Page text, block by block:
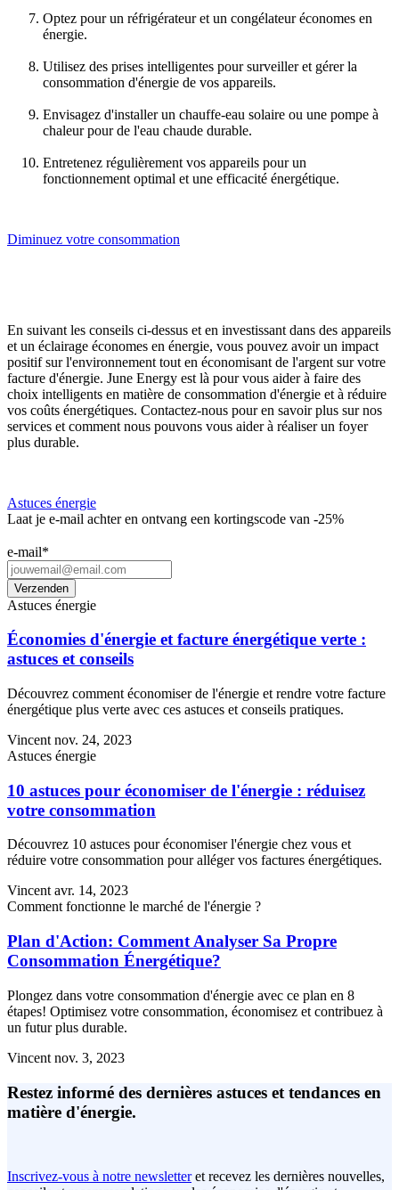
Optez pour un réfrigérateur et un congélateur économes en
énergie.
Utilisez des prises intelligentes pour surveiller et gérer la
consommation d'énergie de vos appareils.
Envisagez d'installer un chauffe-eau solaire ou une pompe à
chaleur pour de l'eau chaude durable.
Entretenez régulièrement vos appareils pour un
fonctionnement optimal et une efficacité énergétique.
Diminuez votre consommation
En suivant les conseils ci-dessus et en investissant dans des appareils
et un éclairage économes en énergie, vous pouvez avoir un impact
positif sur l'environnement tout en économisant de l'argent sur votre
facture d'énergie. June Energy est là pour vous aider à faire des
choix intelligents en matière de consommation d'énergie et à réduire
vos coûts énergétiques. Contactez-nous pour en savoir plus sur nos
services et comment nous pouvons vous aider à réaliser un foyer
plus durable.
Astuces énergie
Laat je e-mail achter en ontvang een kortingscode van -25%
e-mail*
Astuces énergie
Économies d'énergie et facture énergétique verte :
astuces et conseils
Découvrez comment économiser de l'énergie et rendre votre facture
énergétique plus verte avec ces astuces et conseils pratiques.
Vincent nov. 24, 2023
Astuces énergie
10 astuces pour économiser de l'énergie : réduisez
votre consommation
Découvrez 10 astuces pour économiser l'énergie chez vous et
réduire votre consommation pour alléger vos factures énergétiques.
Vincentavr. 14, 2023
Comment fonctionne le marché de l'énergie ?
Plan d'Action: Comment Analyser Sa Propre
Consommation Énergétique?
Plongez dans votre consommation d'énergie avec ce plan en 8
étapes! Optimisez votre consommation, économisez et contribuez à
un futur plus durable.
Vincent nov. 3, 2023
Restez informé des dernières astuces et tendances en
matière d'énergie.
Inscrivez-vous à notre newsletteret recevez les dernières nouvelles,